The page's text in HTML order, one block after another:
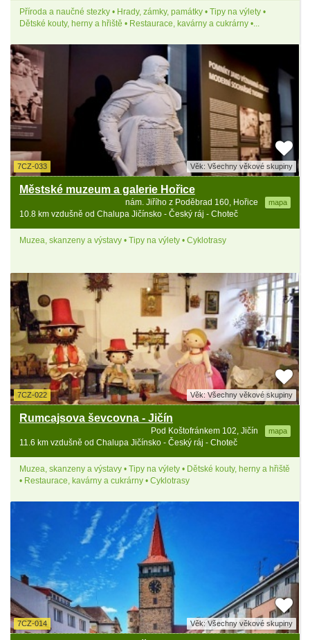
Příroda a naučné stezky • Hrady, zámky, památky • Tipy na výlety •
Dětské kouty, herny a hřiště • Restaurace, kavárny a cukrárny •...
7CZ-033 Věk: Všechny věkové skupiny
Městské muzeum a galerie Hořice
nám. Jiřího z Poděbrad 160, Hořice mapa
10.8 km vzdušně od Chalupa Jičínsko - Český ráj - Choteč
Muzea, skanzeny a výstavy • Tipy na výlety • Cyklotrasy
7CZ-022 Věk: Všechny věkové skupiny
Rumcajsova ševcovna - Jičín
Pod Koštofránkem 102, Jičín mapa
11.6 km vzdušně od Chalupa Jičínsko - Český ráj - Choteč
Muzea, skanzeny a výstavy • Tipy na výlety • Dětské kouty, herny a hřiště
• Restaurace, kavárny a cukrárny • Cyklotrasy
7CZ-014 Věk: Všechny věkové skupiny